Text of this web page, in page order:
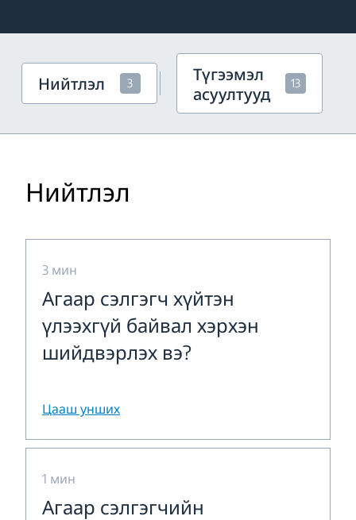
Нийтлэл 3
Түгээмэл
асуултууд
13
Нийтлэл
3 мин
Агаар сэлгэгч хүйтэн
үлээхгүй байвал хэрхэн
шийдвэрлэх вэ?
Цааш унших
1 мин
Агаар сэлгэгчийн